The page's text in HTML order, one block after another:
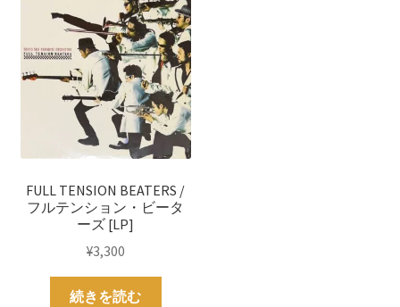
FULL TENSION BEATERS /
フルテンション・ビータ
ーズ [LP]
¥3,300
続きを読む